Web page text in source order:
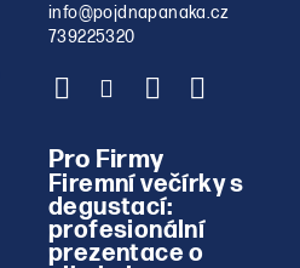
info@pojdnapanaka.cz
739225320
Pro Firmy
Firemní večírky s
degustací:
profesionální
prezentace o